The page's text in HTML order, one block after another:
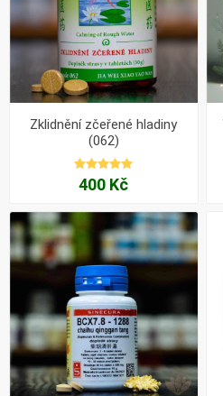
Zklidnění zčeřené hladiny
(062)
400 Kč